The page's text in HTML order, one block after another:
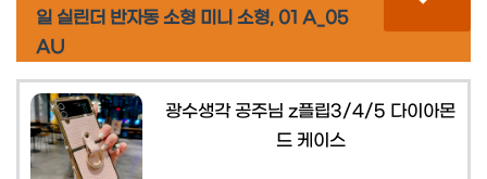
일 실린더 반자동 소형 미니 소형, 01 A_05
AU
광수생각 공주님 z플립3/4/5 다이아몬
드 케이스